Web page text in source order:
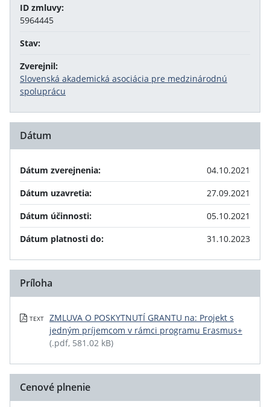
ID zmluvy:
5964445
Stav:
Zverejnil:
Slovenská akademická asociácia pre medzinárodnú
spoluprácu
Dátum
Dátum zverejnenia:
04.10.2021
Dátum uzavretia:
27.09.2021
Dátum účinnosti:
05.10.2021
Dátum platnosti do:
31.10.2023
Príloha
TEXT
ZMLUVA O POSKYTNUTÍ GRANTU na: Projekt s
jedným príjemcom v rámci programu Erasmus+
(.pdf, 581.02 kB)
Cenové plnenie